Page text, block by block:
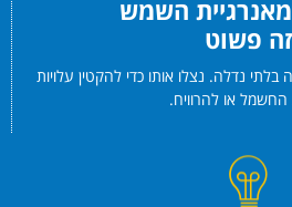
מאנרגיית השמש
זה פשוט
נדלה. נצלו אותו כדי להקטין עלויות
החשמל או להרוויח.